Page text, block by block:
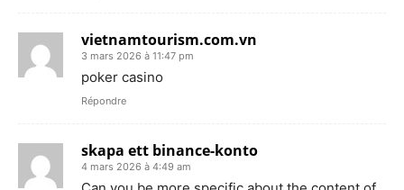
vietnamtourism.com.vn
3 mars 2026 à 11:47 pm
poker casino
Répondre
skapa ett binance-konto
4 mars 2026 à 4:49 am